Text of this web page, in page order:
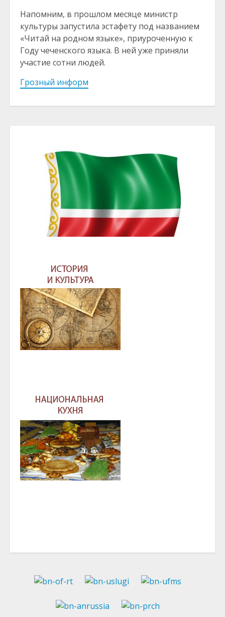
Напомним, в прошлом месяце министр
культуры запустила эстафету под названием
«Читай на родном языке», приуроченную к
Году чеченского языка. В ней уже приняли
участие сотни людей.
Грозный информ
ГЛАВА И ПРАВИТЕЛЬСТВО ЧЕЧЕНСКОЙ
РЕСПУБЛИКИ